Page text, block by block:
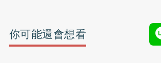
你可能還會想看